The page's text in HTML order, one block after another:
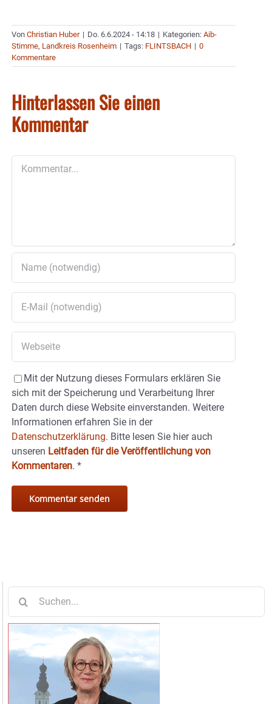
Von Christian Huber | Do. 6.6.2024 - 14:18 | Kategorien: Aib-
Stimme, Landkreis Rosenheim | Tags: FLINTSBACH | 0
Kommentare
Hinterlassen Sie einen
Kommentar
Mit der Nutzung dieses Formulars erklären Sie
sich mit der Speicherung und Verarbeitung Ihrer
Daten durch diese Website einverstanden. Weitere
Informationen erfahren Sie in der
Datenschutzerklärung. Bitte lesen Sie hier auch
unseren Leitfaden für die Veröffentlichung von
Kommentaren. *
nach: